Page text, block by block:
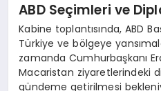
ABD Seçimleri ve
Kabine toplantısında, ABD
Türkiye ve bölgeye
zamanda Cumhurbaşkanı
Macaristan ziyaretlerindeki
gündeme getirilmesi